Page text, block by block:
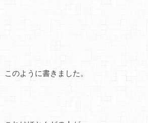
このように書きました。